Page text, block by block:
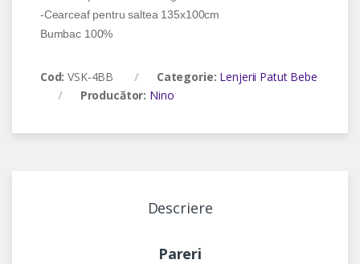
-Cearceaf pentru saltea 135x100cm
Bumbac 100%
Cod:VSK-4BB Categorie: Lenjerii Patut Bebe
Producător: Nino
Descriere
Pareri